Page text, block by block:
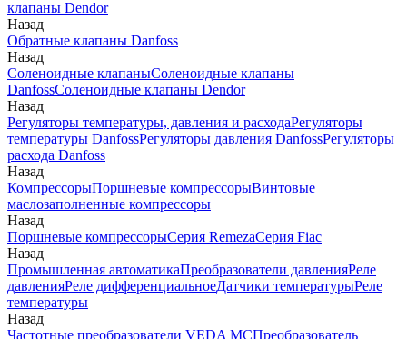
клапаны Dendor
Назад
Обратные клапаны Danfoss
Назад
Соленоидные клапаныСоленоидные клапаны
DanfossСоленоидные клапаны Dendor
Назад
Регуляторы температуры, давления и расходаРегуляторы
температуры DanfossРегуляторы давления DanfossРегуляторы
расхода Danfoss
Назад
КомпрессорыПоршневые компрессорыВинтовые
маслозаполненные компрессоры
Назад
Поршневые компрессорыСерия RemezaСерия Fiac
Назад
Промышленная автоматикаПреобразователи давленияРеле
давленияРеле дифференциальноеДатчики температурыРеле
температуры
Назад
Частотные преобразователи VEDA MCПреобразователь